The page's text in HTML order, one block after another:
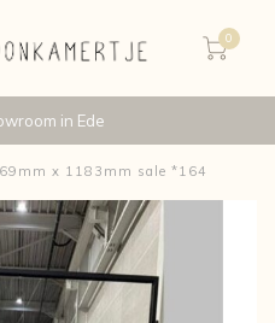
0
in Ede
x 1183mm sale *164